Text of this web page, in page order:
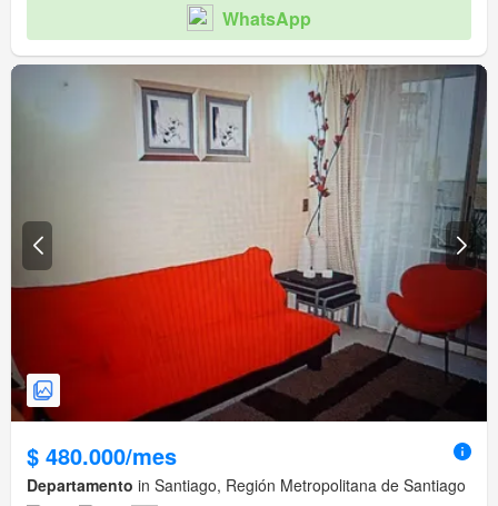
WhatsApp
$ 480.000/mes
Departamento in Santiago, Región Metropolitana de Santiago